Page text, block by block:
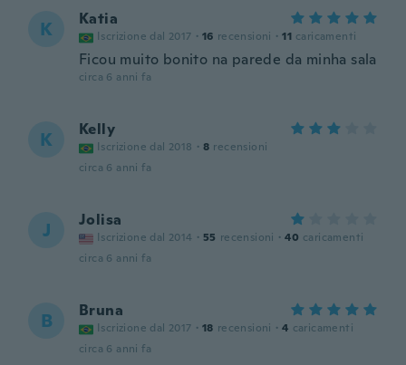
K Katia
Iscrizione dal 2017 · 16 recensioni · 11 caricamenti
Ficou muito bonito na parede da minha sala
circa 6 anni fa
K Kelly
Iscrizione dal 2018 · 8 recensioni
circa 6 anni fa
J Jolisa
Iscrizione dal 2014 · 55 recensioni · 40 caricamenti
circa 6 anni fa
B Bruna
Iscrizione dal 2017 · 18 recensioni · 4 caricamenti
circa 6 anni fa